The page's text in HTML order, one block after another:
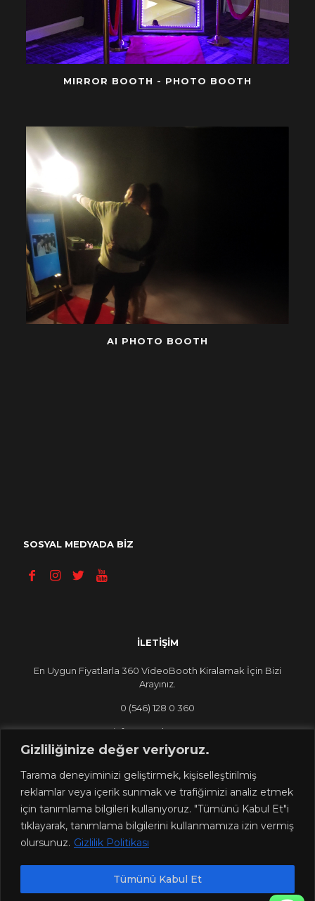
Gizliliğinize değer veriyoruz.
Tarama deneyiminizi geliştirmek, kişiselleştirilmiş
reklamlar veya içerik sunmak ve trafiğimizi analiz etmek
için tanımlama bilgileri kullanıyoruz. "Tümünü Kabul Et"i
tıklayarak, tanımlama bilgilerini kullanmamıza izin vermiş
olursunuz. Gizlilik Politikası
Tümünü Kabul Et
MIRROR BOOTH - PHOTO BOOTH
AI PHOTO BOOTH
SOSYAL MEDYADA BİZ
İLETİŞİM
En Uygun Fiyatlarla 360 VideoBooth Kiralamak İçin Bizi
Arayınız.
0 (546) 128 0 360
info@360dans.com